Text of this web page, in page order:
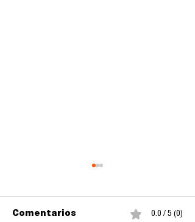
Comentarios 0.0 / 5 (0)